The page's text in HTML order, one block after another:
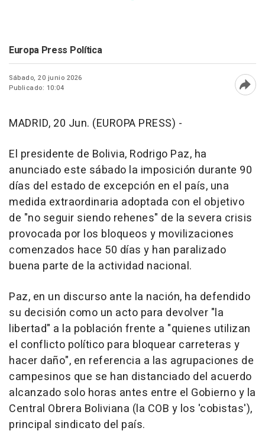
Europa Press Política
Sábado, 20 junio 2026
Publicado: 10:04
MADRID, 20 Jun. (EUROPA PRESS) -
El presidente de Bolivia, Rodrigo Paz, ha
anunciado este sábado la imposición durante 90
días del estado de excepción en el país, una
medida extraordinaria adoptada con el objetivo
de "no seguir siendo rehenes" de la severa crisis
provocada por los bloqueos y movilizaciones
comenzados hace 50 días y han paralizado
buena parte de la actividad nacional.
Paz, en un discurso ante la nación, ha defendido
su decisión como un acto para devolver "la
libertad" a la población frente a "quienes utilizan
el conflicto político para bloquear carreteras y
hacer daño", en referencia a las agrupaciones de
campesinos que se han distanciado del acuerdo
alcanzado solo horas antes entre el Gobierno y la
Central Obrera Boliviana (la COB y los 'cobistas'),
principal sindicato del país.